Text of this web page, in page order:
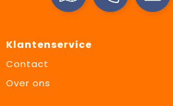
Klantenservice
Contact
Over ons